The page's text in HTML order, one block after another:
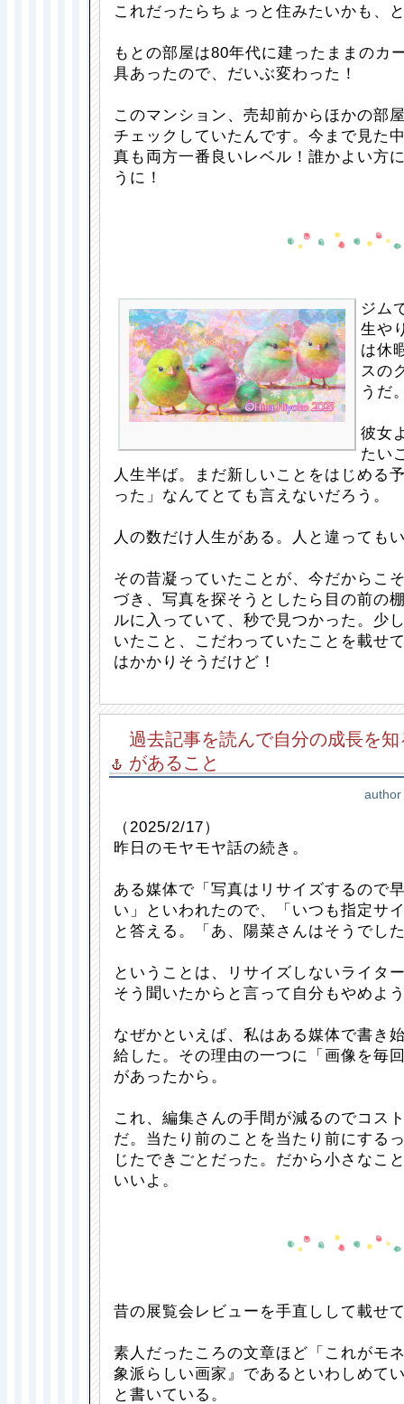
これだったらちょっと住みたいかも、
もとの部屋は80年代に建ったままのカ
具あったので、だいぶ変わった！
このマンション、売却前からほかの部
チェックしていたんです。今まで見た
真も両方一番良いレベル！誰かよい方
うに！
ジム
生や
は休
スの
うだ
彼女
たい
人生半ば。まだ新しいことをはじめる
った」なんてとても言えないだろう。
人の数だけ人生がある。人と違っても
その昔凝っていたことが、今だからこ
づき、写真を探そうとしたら目の前の
ルに入っていて、秒で見つかった。少
いたこと、こだわっていたことを載せ
はかかりそうだけど！
過去記事を読んで自分の成長を
があること
（2025/2/17）
昨日のモヤモヤ話の続き。
ある媒体で「写真はリサイズするので
い」といわれたので、「いつも指定サ
と答える。「あ、陽菜さんはそうでし
ということは、リサイズしないライタ
そう聞いたからと言って自分もやめよ
なぜかといえば、私はある媒体で書き
給した。その理由の一つに「画像を毎
があったから。
これ、編集さんの手間が減るのでコス
だ。当たり前のことを当たり前にする
じたできごとだった。だから小さなこ
いいよ。
昔の展覧会レビューを手直しして載せ
素人だったころの文章ほど「これがモ
象派らしい画家』であるといわしめて
と書いている。